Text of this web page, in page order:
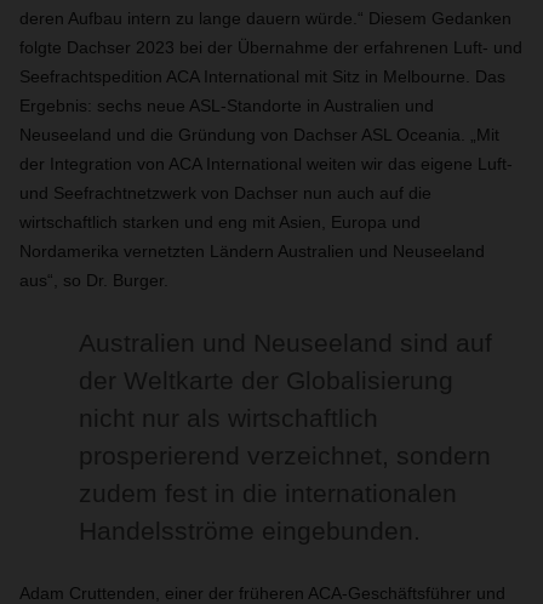
deren Aufbau intern zu lange dauern würde.“ Diesem Gedanken
folgte Dachser 2023 bei der Übernahme der erfahrenen Luft- und
Seefrachtspedition ACA International mit Sitz in Melbourne. Das
Ergebnis: sechs neue ASL-Standorte in Australien und
Neuseeland und die Gründung von Dachser ASL Oceania. „Mit
der Integration von ACA International weiten wir das eigene Luft-
und Seefrachtnetzwerk von Dachser nun auch auf die
wirtschaftlich starken und eng mit Asien, Europa und
Nordamerika vernetzten Ländern Australien und Neuseeland
aus“, so Dr. Burger.
Australien und Neuseeland sind auf
der Weltkarte der Globalisierung
nicht nur als wirtschaftlich
prosperierend verzeichnet, sondern
zudem fest in die internationalen
Handelsströme eingebunden.
Adam Cruttenden, einer der früheren ACA-Geschäftsführer und